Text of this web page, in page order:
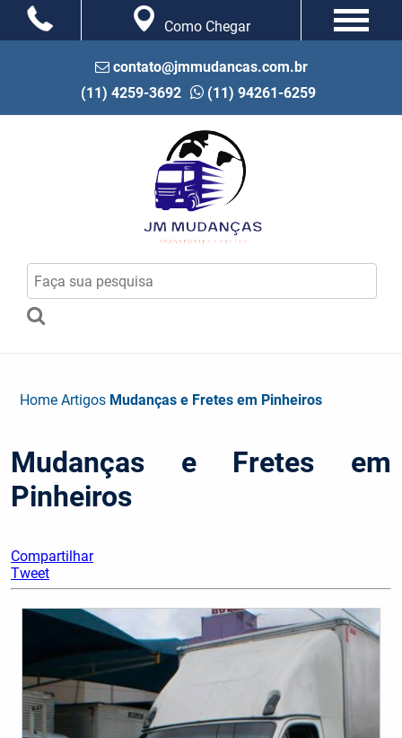
Como Chegar
contato@jmmudancas.com.br
(11) 4259-3692
(11) 94261-6259
Home Artigos Mudanças e Fretes em Pinheiros
Mudanças e Fretes em
Pinheiros
Compartilhar
Tweet